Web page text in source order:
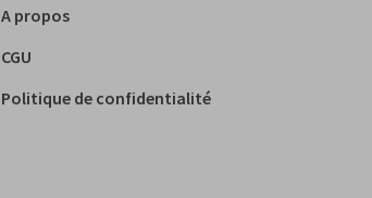
A propos
CGU
Politique de confidentialité